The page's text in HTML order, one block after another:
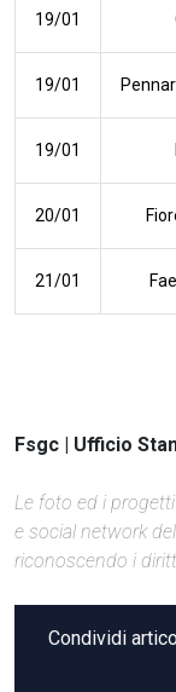
19/01
19/01
19/01
20/01
21/01
Fsgc | Ufficio
Le foto ed i
e social network
riconoscendo i
Condividi